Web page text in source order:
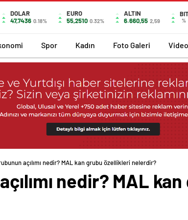
DOLAR
47,7436 0.18%
EURO
55,2510 0.32%
ALTIN
6.660,55 2,59 %
Spor Kadın Foto Galeri
açılımı nedir? MAL kan grubu özellikleri nelerdir?
nedir? MAL